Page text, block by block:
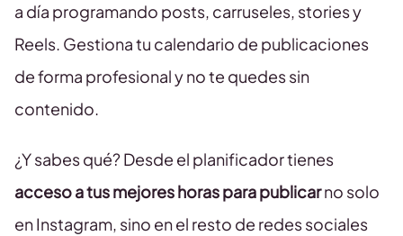
a día programando posts, carruseles, stories y
Reels. Gestiona tu calendario de publicaciones
de forma profesional y no te quedes sin
contenido.
¿Y sabes qué? Desde el planificador tienes
acceso a tus mejores horas para publicarno solo
en Instagram, sino en el resto de redes sociales